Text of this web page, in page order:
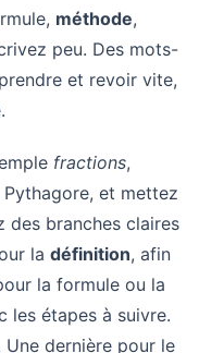
méthode,
peu. Des mots-
et revoir vite,
fractions,
et mettez
des branches claires
la définition, afin
la formule ou la
les étapes à suivre.
dernière pour le